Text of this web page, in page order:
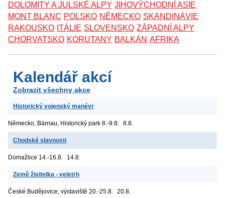
DOLOMITY A JULSKÉ ALPY JIHOVÝCHODNÍ ASIE
MONT BLANC POLSKO NĚMECKO SKANDINÁVIE
RAKOUSKO ITÁLIE SLOVENSKO ZÁPADNÍ ALPY
CHORVATSKO KORUTANY BALKÁN AFRIKA
Kalendář akcí
Zobrazit všechny akce
Historický vojenský manévr
Německo, Bärnau, Historický park 8.-9.8. 8.8.
Chodské slavnosti
Domažlice 14.-16.8. 14.8.
Země živitelka - veletrh
České Budějovice, výstaviště 20.-25.8. 20.8.